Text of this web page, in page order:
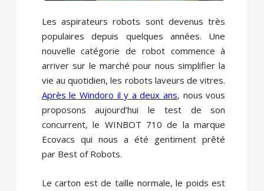
Les aspirateurs robots sont devenus très
populaires depuis quelques années. Une
nouvelle catégorie de robot commence à
arriver sur le marché pour nous simplifier la
vie au quotidien, les robots laveurs de vitres.
Après le Windoro il y a deux ans, nous vous
proposons aujourd’hui le test de son
concurrent, le WINBOT 710 de la marque
Ecovacs qui nous a été gentiment prêté
par Best of Robots.
Le carton est de taille normale, le poids est